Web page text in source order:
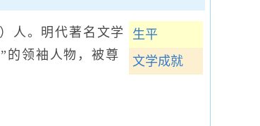
生平
文学成就
人。明代著名文学
的领袖人物，被尊